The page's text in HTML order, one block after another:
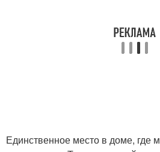
Единственное место в доме, где